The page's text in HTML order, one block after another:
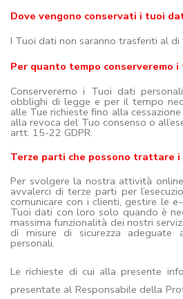
Dove vengono conservati i tuoi
I Tuoi dati non saranno trasferiti al di
Per quanto tempo conserveremo
Conserveremo i Tuoi dati
obblighi di legge e per il tempo
alle Tue richieste fino alla
alla revoca del Tuo consenso o
artt. 15-22 GDPR.
Terze parti che possono trattare
Per svolgere la nostra attività
avvalerci di terze parti per
comunicare con i clienti, gestire le
Tuoi dati con loro solo quando è
massima funzionalità dei nostri
di misure di sicurezza adeguate
personali.
Le richieste di cui alla presente
presentate al Responsabile della